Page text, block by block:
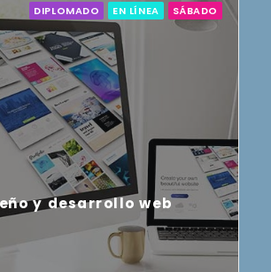
DIPLOMADO EN LÍNEA SÁBADO
y desarrollo web